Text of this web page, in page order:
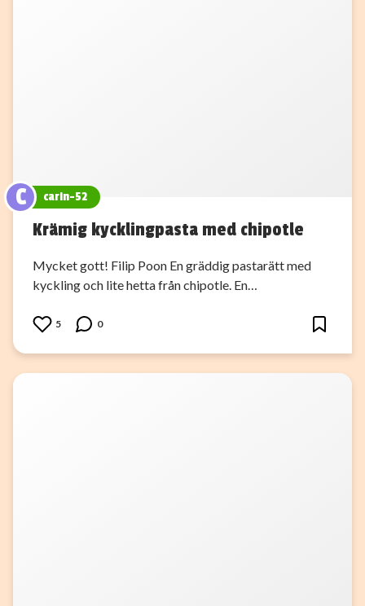
C carin-52
Krämig kycklingpasta med chipotle
Mycket gott! Filip Poon En gräddig pastarätt med
kyckling och lite hetta från chipotle. En…
5 0